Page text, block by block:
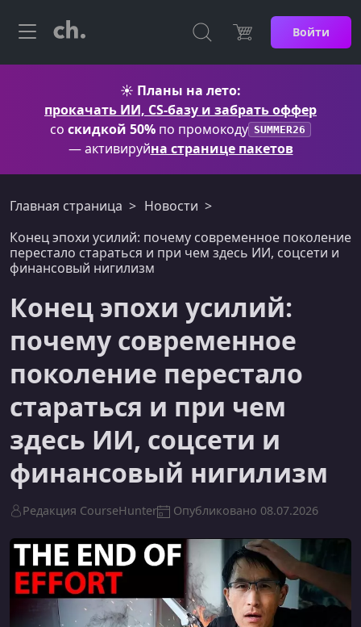
Войти
☀️ Планы на лето:
прокачать ИИ, CS-базу и забрать оффер
со скидкой 50% по промокоду SUMMER26
— активируйна странице пакетов
Главная страница
Новости
Конец эпохи усилий: почему современное поколение
перестало стараться и при чем здесь ИИ, соцсети и
финансовый нигилизм
Конец эпохи усилий:
почему современное
поколение перестало
стараться и при чем
здесь ИИ, соцсети и
финансовый нигилизм
Редакция CourseHunter Опубликовано 08.07.2026